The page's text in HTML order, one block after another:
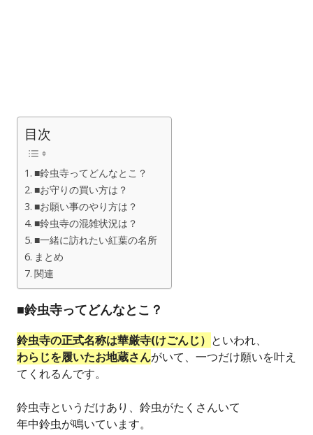
目次
■鈴虫寺ってどんなとこ？
■お守りの買い方は？
■お願い事のやり方は？
■鈴虫寺の混雑状況は？
■一緒に訪れたい紅葉の名所
まとめ
関連
■鈴虫寺ってどんなとこ？
鈴虫寺の正式名称は華厳寺(けごんじ） といわれ、
わらじを履いたお地蔵さんがいて、一つだけ願いを叶え
てくれるんです。
鈴虫寺というだけあり、鈴虫がたくさんいて
年中鈴虫が鳴いています。